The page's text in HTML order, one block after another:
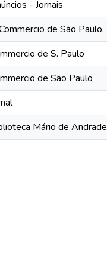
- Jornais
de São
de S. Paulo
de São Paulo
Mário de Andrade